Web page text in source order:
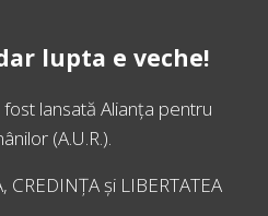
lupta e veche!
lansatăAlianța pentru
(A.U.R.).
CREDINȚA și LIBERTATEA